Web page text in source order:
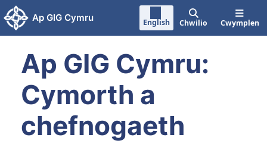
Neidio i'r prif gynnwy
Ap GIG Cymru English Chwilio Cwymplen
Ap GIG Cymru:
Cymorth a
chefnogaeth